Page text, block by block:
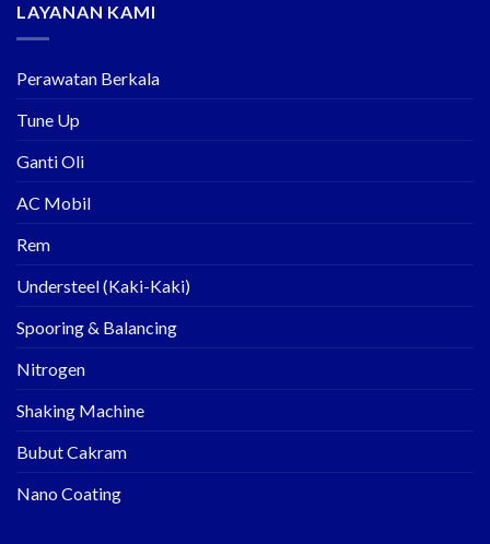
LAYANAN KAMI
Perawatan Berkala
Tune Up
Ganti Oli
AC Mobil
Rem
Understeel (Kaki-Kaki)
Spooring & Balancing
Nitrogen
Shaking Machine
Bubut Cakram
Nano Coating